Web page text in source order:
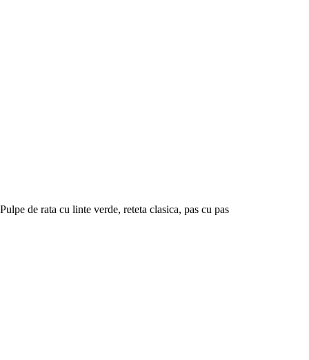
Pulpe de rata cu linte verde, reteta clasica, pas cu pas